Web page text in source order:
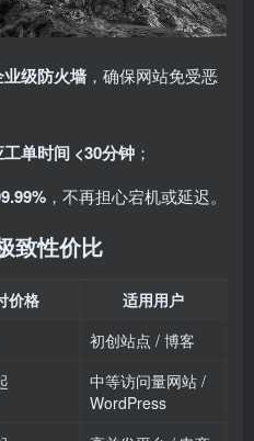
级防火墙，确保网站免受恶
单时间 <30分钟 ；
，不再担心宕机或延迟。
致性价比
价格
适用用户
初创站点 / 博客
中等访问量网站 /
WordPress